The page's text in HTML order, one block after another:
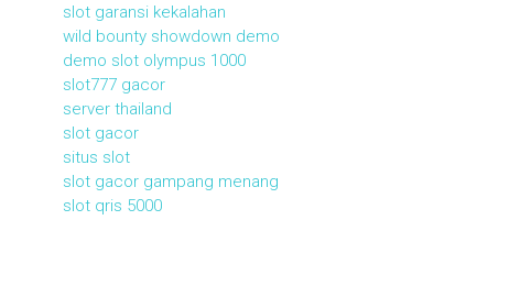
slot garansi kekalahan
wild bounty showdown demo
demo slot olympus 1000
slot777 gacor
server thailand
slot gacor
situs slot
slot gacor gampang menang
slot qris 5000